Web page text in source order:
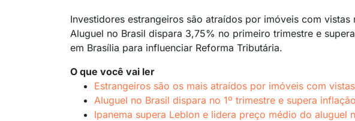
Investidores estrangeiros são atraídos por imóveis com vistas
Aluguel no Brasil dispara 3,75% no primeiro trimestre e
em Brasília para influenciar Reforma Tributária.
O que você vai ler
Estrangeiros são os mais atraídos por imóveis com
Aluguel no Brasil dispara no 1º trimestre e supera inflação
Ipanema supera Leblon e lidera preço médio do aluguel